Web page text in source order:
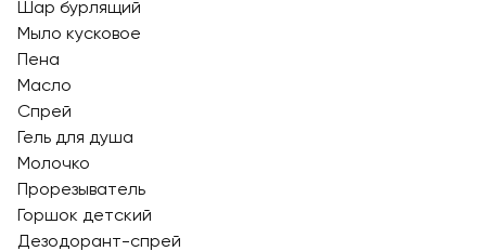
Шар бурлящий
Мыло кусковое
Пена
Масло
Спрей
Гель для душа
Молочко
Прорезыватель
Горшок детский
Дезодорант-спрей